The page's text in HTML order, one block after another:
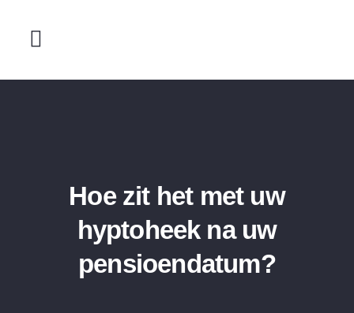
Hoe zit het met uw
hyptoheek na uw
pensioendatum?